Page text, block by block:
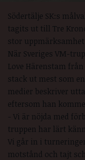
Södertälje SK:s
tagits ut till Tre
stor
När Sveriges VM-
Love Härenstam
stack ut mest som
medier beskriver
eftersom han
- Vi är nöjda med
truppen har lärt
Vi går in i
motstånd och tajt